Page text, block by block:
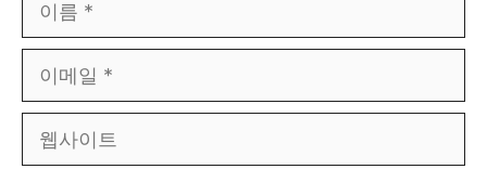
름
메
사